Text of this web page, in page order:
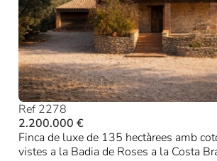
Ref 2278
2.200.000 €
Finca de luxe de 135 hectàrees amb
vistes a la Badia de Roses a la Costa